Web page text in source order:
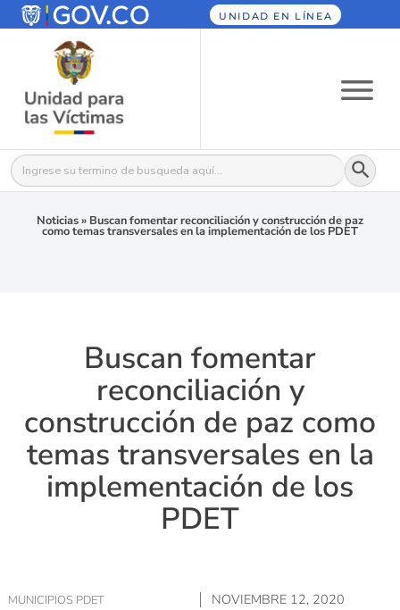
UNIDAD EN LÍNEA
Buscar: Botón
Noticias» Buscan fomentar reconciliación y construcción de paz
como temas transversales en la implementación de los PDET
Buscan fomentar
reconciliación y
construcción de paz como
temas transversales en la
implementación de los
PDET
MUNICIPIOS PDET NOVIEMBRE 12, 2020